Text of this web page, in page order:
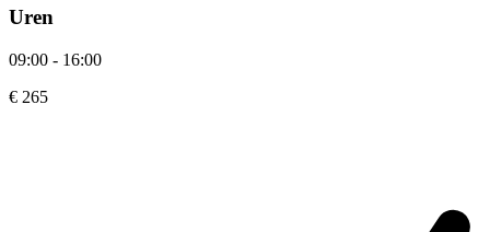
Uren
09:00 - 16:00
€ 265